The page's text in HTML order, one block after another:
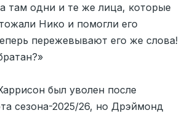
там одни и те же лица, которые
Нико и помогли его
пережевывают его же слова!
был уволен после
сезона-2025/26, но Дрэймонд